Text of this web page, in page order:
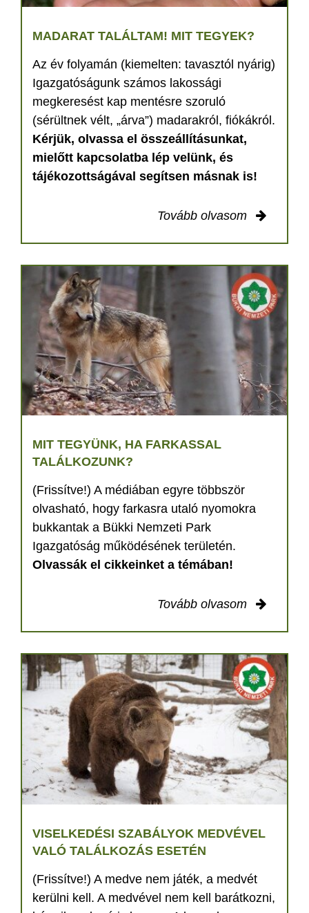
MADARAT TALÁLTAM! MIT TEGYEK?
Az év folyamán (kiemelten: tavasztól nyárig)
Igazgatóságunk számos lakossági
megkeresést kap mentésre szoruló
(sérültnek vélt, „árva”) madarakról, fiókákról.
Kérjük, olvassa el összeállításunkat,
mielőtt kapcsolatba lép velünk, és
tájékozottságával segítsen másnak is!
Tovább olvasom
MIT TEGYÜNK, HA FARKASSAL
TALÁLKOZUNK?
(Frissítve!) A médiában egyre többször
olvasható, hogy farkasra utaló nyomokra
bukkantak a Bükki Nemzeti Park
Igazgatóság működésének területén.
Olvassák el cikkeinket a témában!
Tovább olvasom
VISELKEDÉSI SZABÁLYOK MEDVÉVEL
VALÓ TALÁLKOZÁS ESETÉN
(Frissítve!) A medve nem játék, a medvét
kerülni kell. A medvével nem kell barátkozni,